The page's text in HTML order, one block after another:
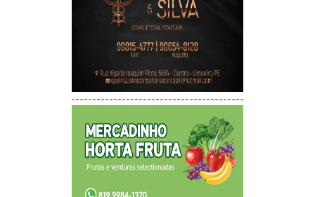
-----------------------------------------